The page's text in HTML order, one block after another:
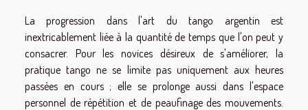
La progression dans l'art du tango argentin est
inextricablement liée à la quantité de temps que l'on peut y
consacrer. Pour les novices désireux de s'améliorer, la
pratique tango ne se limite pas uniquement aux heures
passées en cours ; elle se prolonge aussi dans l'espace
personnel de répétition et de peaufinage des mouvements.